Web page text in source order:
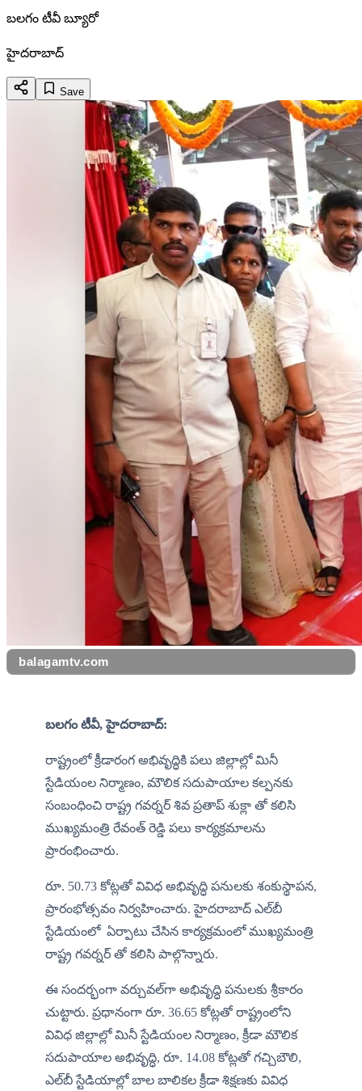
బలగం టీవీ బ్యూరో
హైదరాబాద్
Save
balagamtv.com
బలగం టీవీ, హైదరాబాద్:
రాష్ట్రంలో క్రీడారంగ అభివృద్ధికి పలు జిల్లాల్లో మినీ
స్టేడియంల నిర్మాణం, మౌలిక సదుపాయాల కల్పనకు
సంబంధించి రాష్ట్ర గవర్నర్ శివ ప్రతాప్ శుక్లా తో కలిసి
ముఖ్యమంత్రి రేవంత్ రెడ్డి పలు కార్యక్రమాలను
ప్రారంభించారు.
రూ. 50.73 కోట్లతో వివిధ అభివృద్ధి పనులకు శంకుస్థాపన,
ప్రారంభోత్సవం నిర్వహించారు. హైదరాబాద్ ఎల్‌బీ
స్టేడియంలో  ఏర్పాటు చేసిన కార్యక్రమంలో ముఖ్యమంత్రి
రాష్ట్ర గవర్నర్ తో కలిసి పాల్గొన్నారు.
ఈ సందర్భంగా వర్చువల్‌గా అభివృద్ధి పనులకు శ్రీకారం
చుట్టారు. ప్రధానంగా రూ. 36.65 కోట్లతో రాష్ట్రంలోని
వివిధ జిల్లాల్లో మినీ స్టేడియంల నిర్మాణం, క్రీడా మౌలిక
సదుపాయాల అభివృద్ధి, రూ. 14.08 కోట్లతో గచ్చిబౌలి,
ఎల్‌బీ స్టేడియాల్లో బాల బాలికల క్రీడా శిక్షణకు వివిధ